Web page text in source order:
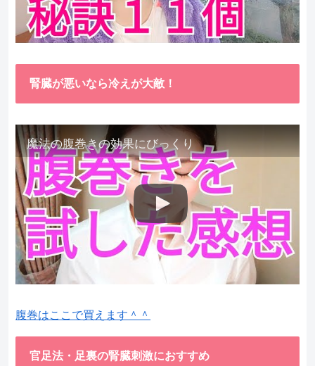
腎臓が悪いなら冷えが大敵！
魔法の腹巻きの効果にびっくり
腹巻はここで買えます＾＾
官足法・足裏の腎臓刺激におすすめ